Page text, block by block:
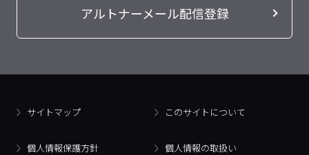
アルトナーメール配信登録
サイトマップ このサイトについて
個人情報保護方針 個人情報の取扱い